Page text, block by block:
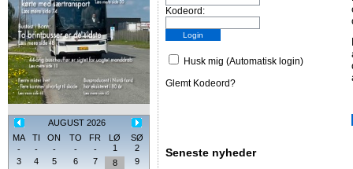
AUGUST 2026
MA
TI ON TO FR LØ
SØ
-
- - - - 1
2
3
4 5 6 7 8
9
Kodeord:
Husk mig (Automatisk login)
Glemt Kodeord?
Seneste nyheder